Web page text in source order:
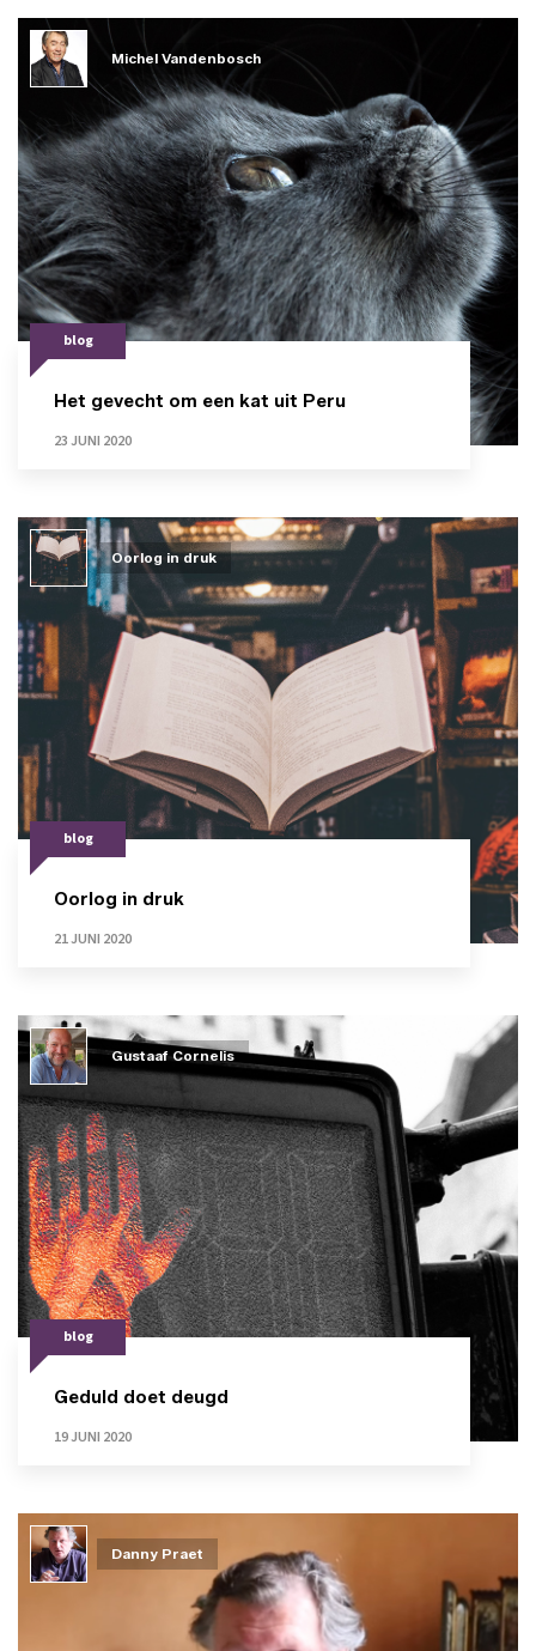
blog
Het gevecht om een kat uit Peru
23 JUNI 2020
Michel Vandenbosch
blog
Oorlog in druk
21 JUNI 2020
Oorlog in druk
blog
Geduld doet deugd
19 JUNI 2020
Gustaaf Cornelis
Danny Praet